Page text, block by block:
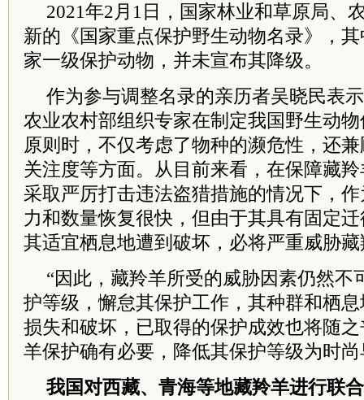
2021年2月1日，国家林业和草原局、
新的《国家重点保护野生动物名录》，
家一级保护动物，并未宣布其降级。
作为参与调整名录的亲历者吴晓民表
农业农村部组织专家在制定我国野生动
原则时，不仅考虑了物种的濒危性，还
关注度等方面。从目前来看，在保障藏
采取严厉打击违法盗猎措施的情况下，
力和数量恢复很快，但由于其具有固定
其适宜栖息地遭到破坏，必将严重威胁
“因此，藏羚羊所受的威胁因素仍然不
护等级，懈怠其保护工作，其种群和栖
损失和破坏，已取得的保护成效也将随
羊保护确有必要，降低其保护等级为时
我国对西藏、青海等地藏羚羊进行联